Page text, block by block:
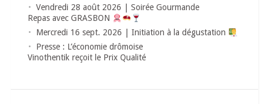
Vendredi 28 août 2026 | Soirée Gourmande
Repas avec GRASBON
Mercredi 16 sept. 2026 | Initiation à la dégustation
Presse : L’économie drômoise
Vinothentik reçoit le Prix Qualité